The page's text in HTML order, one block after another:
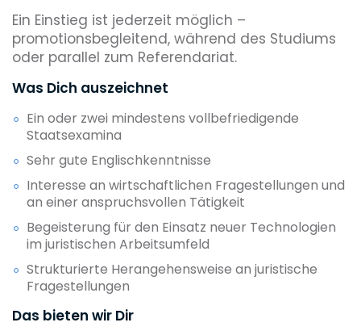
Ein Einstieg ist jederzeit möglich –
promotionsbegleitend, während des Studiums
oder parallel zum Referendariat.
Was Dich auszeichnet
Ein oder zwei mindestens vollbefriedigende
Staatsexamina
Sehr gute Englischkenntnisse
Interesse an wirtschaftlichen Fragestellungen und
an einer anspruchsvollen Tätigkeit
Begeisterung für den Einsatz neuer Technologien
im juristischen Arbeitsumfeld
Strukturierte Herangehensweise an juristische
Fragestellungen
Das bieten wir Dir